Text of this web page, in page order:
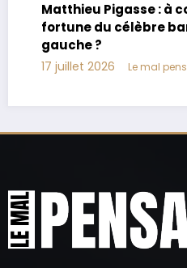
Joachim Le Floch-
parents, vie privée
17 juillet 2026